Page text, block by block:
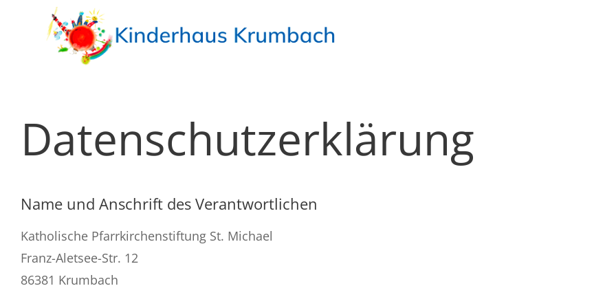
Freizeit
Infos
Datenschutzerklärung
Name und Anschrift des Verantwortlichen
Katholische Pfarrkirchenstiftung St. Michael
Franz-Aletsee-Str. 12
86381 Krumbach